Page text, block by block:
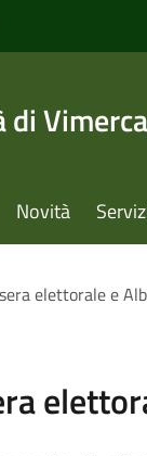
di
Novità
elettorale e